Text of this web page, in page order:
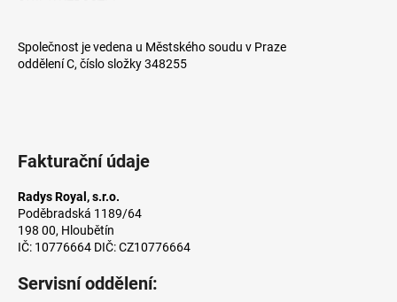
Společnost je vedena u Městského soudu v Praze
oddělení C, číslo složky 348255
Fakturační údaje
Radys Royal, s.r.o.
Poděbradská 1189/64
198 00, Hloubětín
IČ: 10776664 DIČ: CZ10776664
Servisní oddělení: